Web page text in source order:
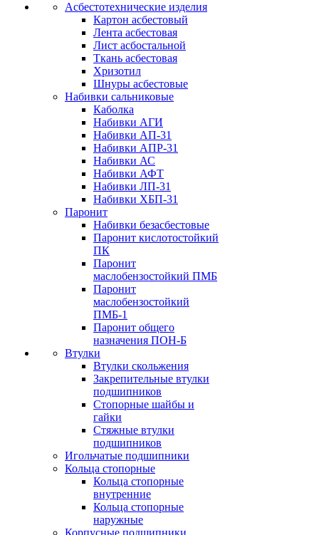
Асбестотехнические изделия
Картон асбестовый
Лента асбестовая
Лист асбостальной
Ткань асбестовая
Хризотил
Шнуры асбестовые
Набивки сальниковые
Каболка
Набивки АГИ
Набивки АП-31
Набивки АПР-31
Набивки АС
Набивки АФТ
Набивки ЛП-31
Набивки ХБП-31
Паронит
Набивки безасбестовые
Паронит кислотостойкий
ПК
Паронит
маслобензостойкий ПМБ
Паронит
маслобензостойкий
ПМБ-1
Паронит общего
назначения ПОН-Б
Втулки
Втулки скольжения
Закрепительные втулки
подшипников
Стопорные шайбы и
гайки
Стяжные втулки
подшипников
Игольчатые подшипники
Кольца стопорные
Кольца стопорные
внутренние
Кольца стопорные
наружные
Корпусные подшипники